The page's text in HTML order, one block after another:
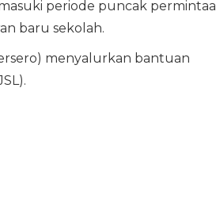
periode puncak
baru sekolah.
menyalurkan bantuan